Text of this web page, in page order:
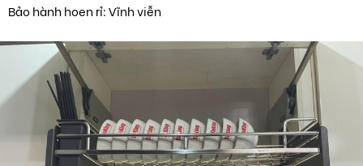
Bảo hành hoen rỉ: Vĩnh viễn